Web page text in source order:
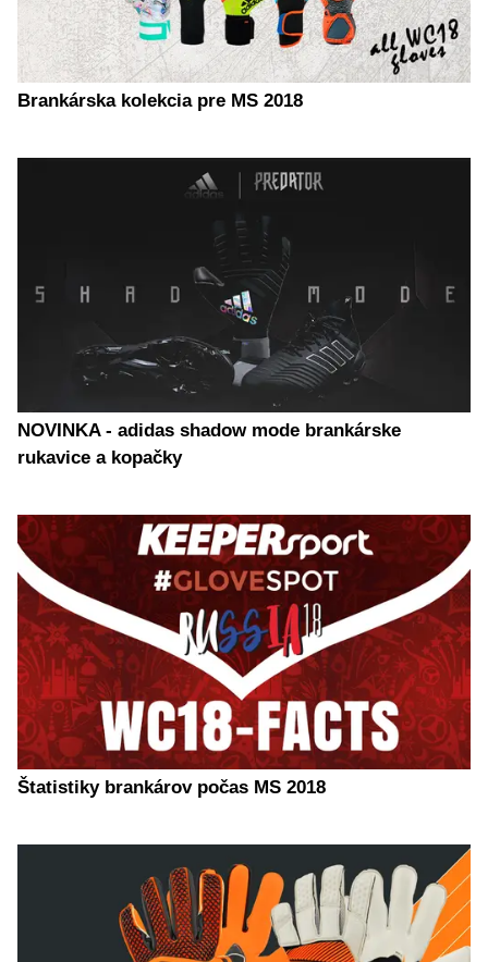
Brankárska kolekcia pre MS 2018
NOVINKA - adidas shadow mode brankárske
rukavice a kopačky
Štatistiky brankárov počas MS 2018